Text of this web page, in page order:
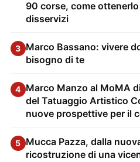
90 corse, come
disservizi
3 Marco Bassano: vivere
bisogno di te
4 Marco Manzo al MoMA
del Tatuaggio Artistico
nuove prospettive per il
5 Mucca Pazza, dalla
ricostruzione di una